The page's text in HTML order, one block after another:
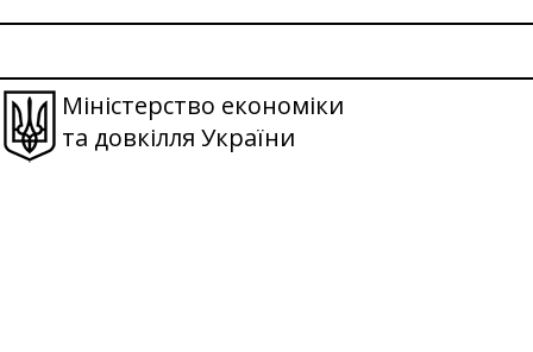
Міністерство економіки
та довкілля України